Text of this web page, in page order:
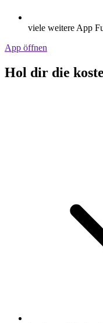
viele weitere App
App öffnen
Hol dir die